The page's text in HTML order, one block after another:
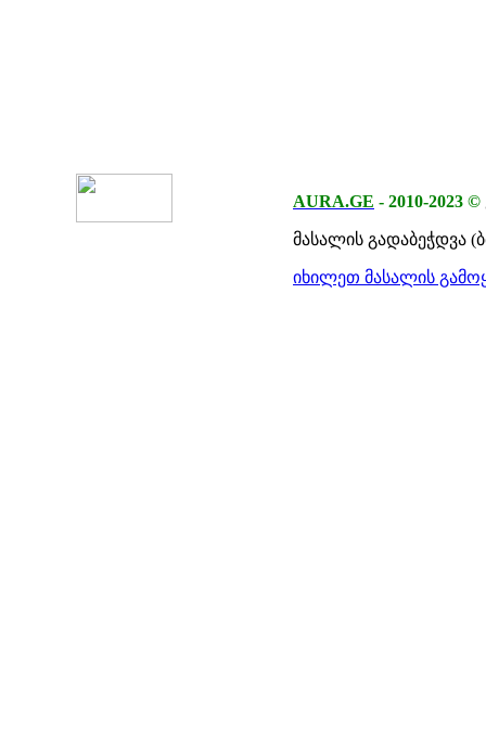
AURA.GE - 2010-2023 ©
მასალის გადაბეჭდვა
იხილეთ მასალის